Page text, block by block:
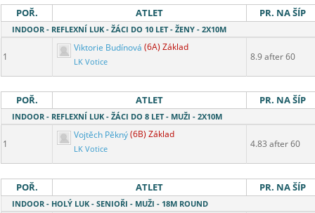
POŘ. ATLET PR. NA ŠÍP
INDOOR - REFLEXNÍ LUK - ŽÁCI DO 10 LET - ŽENY - 2X10M
1
Viktorie Budínová (6A) Základ
LK Votice 8.9 after 60
POŘ. ATLET PR. NA ŠÍP
INDOOR - REFLEXNÍ LUK - ŽÁCI DO 8 LET - MUŽI - 2X10M
1
Vojtěch Pěkný(6B) Základ
LK Votice 4.83 after 60
POŘ. ATLET PR. NA ŠÍP
INDOOR - HOLÝ LUK - SENIOŘI - MUŽI - 18M ROUND